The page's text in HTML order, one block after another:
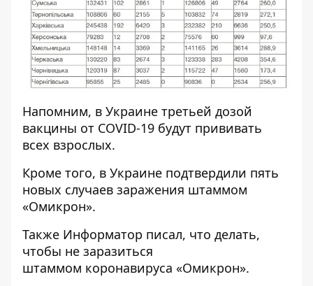
Напомним, в Украине третьей дозой
вакцины от COVID-19 будут прививать
всех взрослых.
Кроме того, в Украине подтвердили пять
новых случаев заражения штаммом
«Омикрон».
Также Информатор писал, что делать,
чтобы не заразиться
штаммом коронавируса «Омикрон».